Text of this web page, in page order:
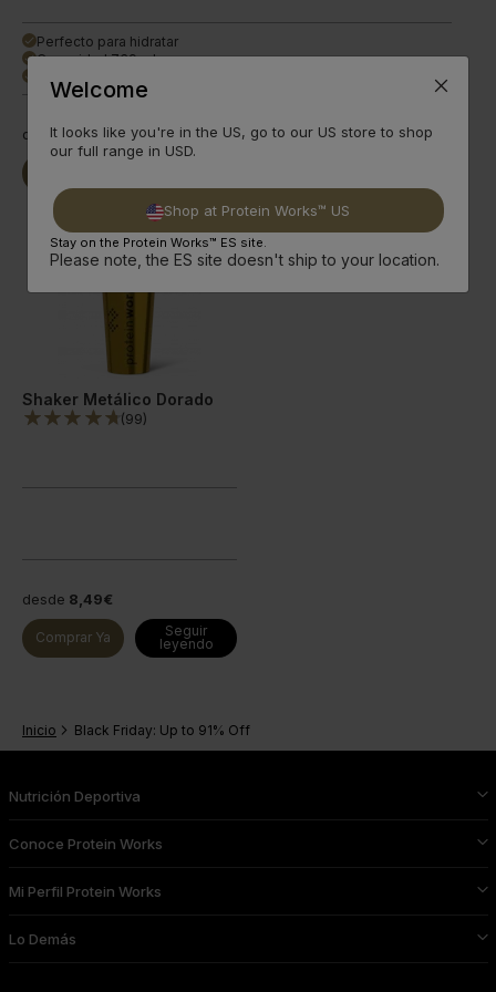
done Perfecto para hidratar
doneCapacidad 739 ml
done
desde 3,59€ desde5,99€
Shaker Metálico Dorado
(99)
desde 8,49€
Comprar Ya
Seguir
leyendo
Inicio Black Friday: Up to 91% Off
Nutrición Deportiva
Conoce Protein Works
Mi Perfil Protein Works
Lo Demás
Welcome
It looks like you're in the US, go to our US store to shop
our full range in USD.
Shop at Protein Works™ US
Stay on the Protein Works™ ES site.
Please note, the ES site doesn't ship to your location.